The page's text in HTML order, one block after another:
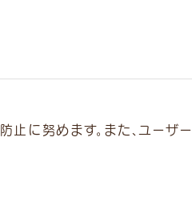
止に努めます。また、ユーザー